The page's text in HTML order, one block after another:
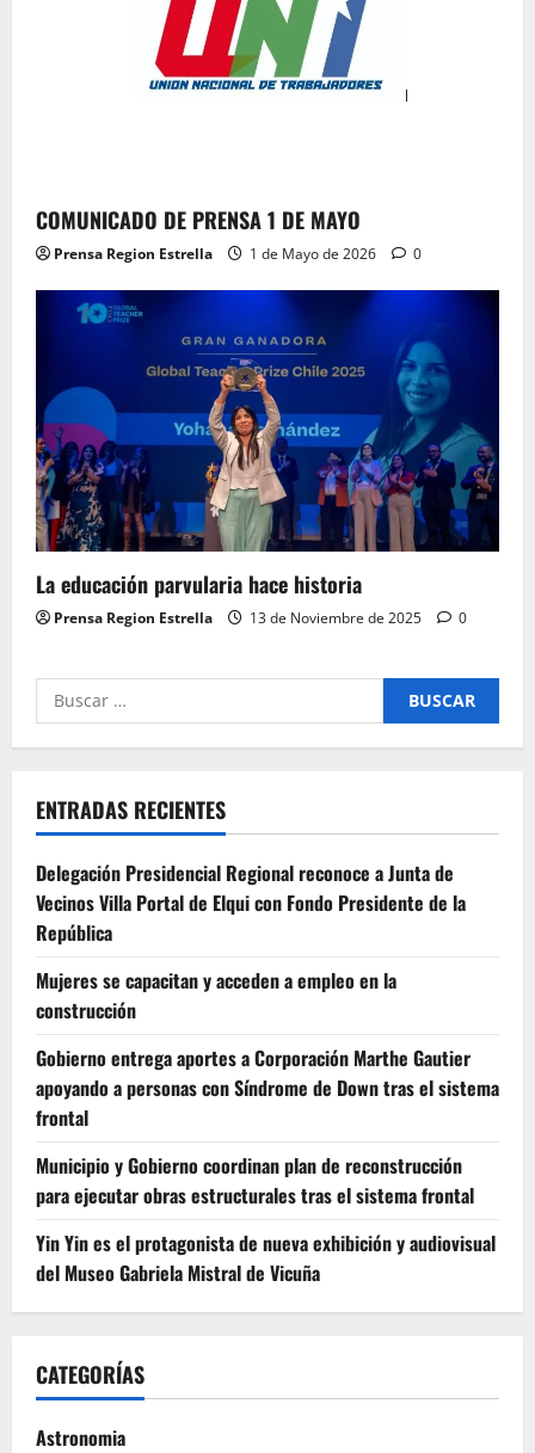
COMUNICADO DE PRENSA 1 DE MAYO
Prensa Region Estrella 1 de Mayo de 2026 0
La educación parvularia hace historia
Prensa Region Estrella 13 de Noviembre de 2025 0
Buscar
por:
ENTRADAS RECIENTES
Delegación Presidencial Regional reconoce a Junta de
Vecinos Villa Portal de Elqui con Fondo Presidente de la
República
Mujeres se capacitan y acceden a empleo en la
construcción
Gobierno entrega aportes a Corporación Marthe Gautier
apoyando a personas con Síndrome de Down tras el sistema
frontal
Municipio y Gobierno coordinan plan de reconstrucción
para ejecutar obras estructurales tras el sistema frontal
Yin Yin es el protagonista de nueva exhibición y audiovisual
del Museo Gabriela Mistral de Vicuña
CATEGORÍAS
Astronomia